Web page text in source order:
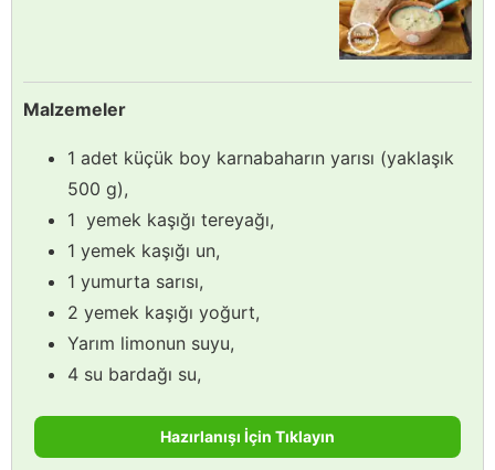
Malzemeler
1 adet küçük boy karnabaharın yarısı (yaklaşık
500 g),
1 yemek kaşığı tereyağı,
1 yemek kaşığı un,
1 yumurta sarısı,
2 yemek kaşığı yoğurt,
Yarım limonun suyu,
4 su bardağı su,
Hazırlanışı İçin Tıklayın